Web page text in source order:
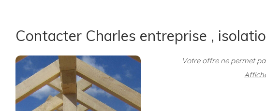
Contacter Charles entreprise ,
Votre offre ne permet